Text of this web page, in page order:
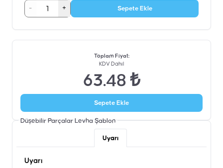
- + Sepete Ekle
Toplam Fiyat:
KDV Dahil
63.48 ₺
Sepete Ekle
Düşebilir Parçalar Levha Şablon
Uyarı
Uyarı